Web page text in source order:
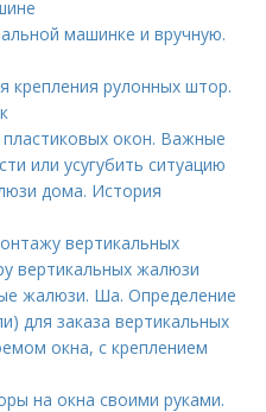
машинке и вручную.
крепления рулонных штор.
окон. Важные
или усугубить ситуацию
дома. История
вертикальных
вертикальных жалюзи
жалюзи. Ша. Определение
для заказа вертикальных
окна, с креплением
на окна своими руками.